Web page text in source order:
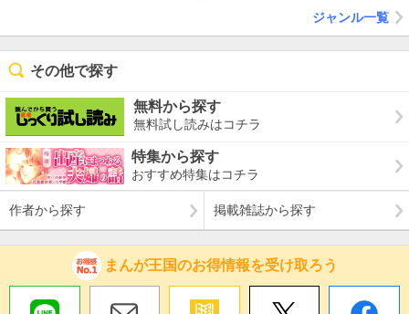
ジャンル一覧
その他で探す
無料から探す
無料試し読みはコチラ
特集から探す
おすすめ特集はコチラ
作者から探す 掲載雑誌から探す
まんが王国のお得情報を受け取ろう